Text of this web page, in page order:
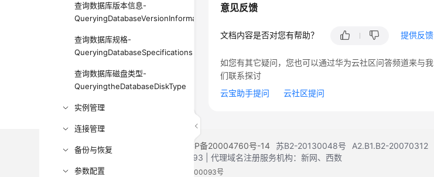
查询数据库版本信息-
QueryingDatabaseVersionInformation
查询数据库规格-
QueryingDatabaseSpecifications
查询数据库磁盘类型-
QueryingtheDatabaseDiskType
实例管理
连接管理
备份与恢复
参数配置
意见反馈
文档内容是否对您有帮助？ 提供反馈
如您有其它疑问，您也可以通过华为云社区问答频道来与我
们联系探讨
云宝助手提问
云社区提问
©2026 Huaweicloud.com 版权所有 黔ICP备20004760号-14 苏B2-20130048号
A2.B1.B2-20070312
增值电信业务经营许可证：B1.B2-20200593 | 代理域名注册服务机构：新网、西数
电子营业执照 贵公网安备 52990002000093号